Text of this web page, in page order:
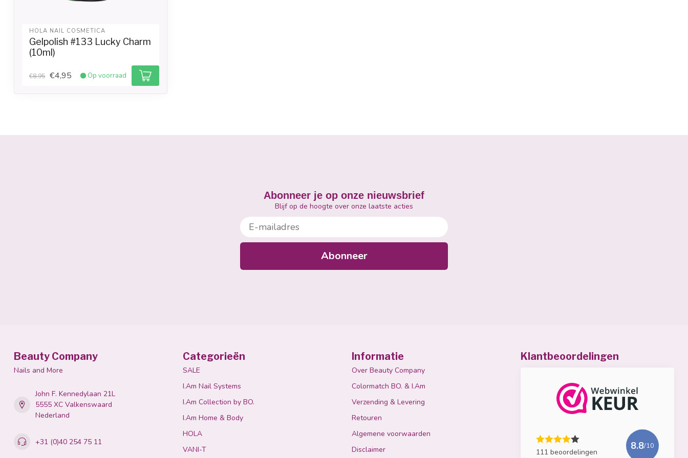
HOLA NAIL COSMETICA
Gelpolish #133 Lucky Charm
(10ml)
€8,95 €4,95 Op voorraad
Abonneer je op onze nieuwsbrief
Blijf op de hoogte over onze laatste acties
E-mailadres
Abonneer
Beauty Company
Nails and More
John F. Kennedylaan 21L
5555 XC Valkenswaard
Nederland
+31 (0)40 254 75 11
Categorieën
SALE
I.Am Nail Systems
I.Am Collection by BO.
I.Am Home & Body
HOLA
VANI-T
Informatie
Over Beauty Company
Colormatch BO. & I.Am
Verzending & Levering
Retouren
Algemene voorwaarden
Disclaimer
Klantbeoordelingen
111 beoordelingen
8.8/10